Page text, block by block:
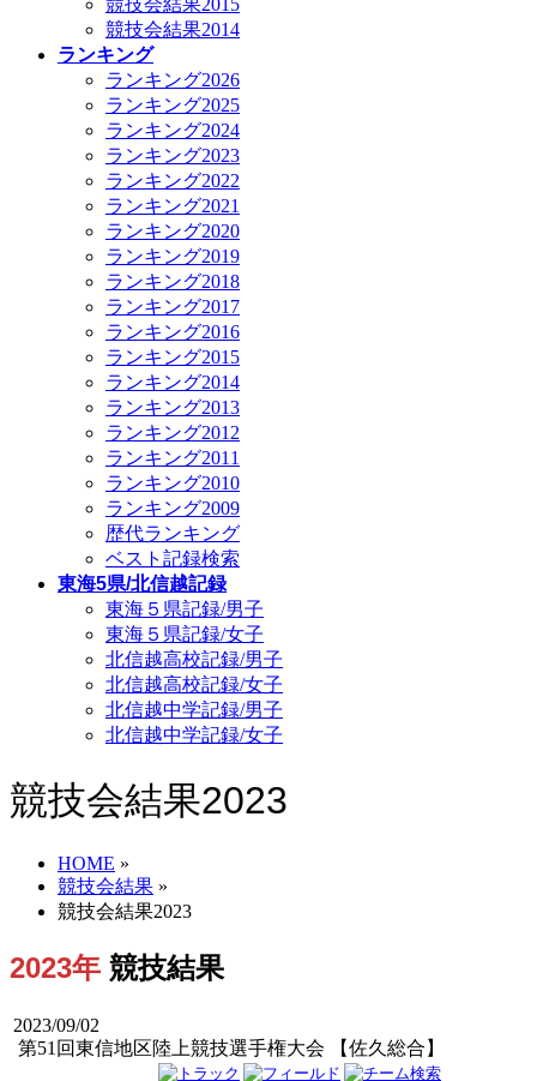
競技会結果2015
競技会結果2014
ランキング
ランキング2026
ランキング2025
ランキング2024
ランキング2023
ランキング2022
ランキング2021
ランキング2020
ランキング2019
ランキング2018
ランキング2017
ランキング2016
ランキング2015
ランキング2014
ランキング2013
ランキング2012
ランキング2011
ランキング2010
ランキング2009
歴代ランキング
ベスト記録検索
東海5県/北信越記録
東海５県記録/男子
東海５県記録/女子
北信越高校記録/男子
北信越高校記録/女子
北信越中学記録/男子
北信越中学記録/女子
競技会結果2023
HOME »
競技会結果 »
競技会結果2023
2023年 競技結果
2023/09/02
第51回東信地区陸上競技選手権大会 【佐久総合】